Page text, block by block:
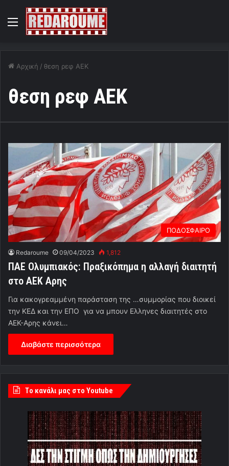
Menu
Αρχική / θεση ρεφ ΑΕΚ
θεση ρεφ ΑΕΚ
ΠΟΔΟΣΦΑΙΡΟ
Redaroume 09/04/2023 1,812
ΠΑΕ Ολυμπιακός: Πραξικόπημα η αλλαγή διαιτητή
στο ΑΕΚ Αρης
Για κακογρεαμμένη παράσταση της …συμμορίας που διοικεί
την ΚΕΔ και την ΕΠΟ για να μπουν Ελληνες διαιτητές στο
ΑΕΚ-Αρης κάνει…
Διαβάστε περισσότερα
Tο κανάλι μας στο Youtube